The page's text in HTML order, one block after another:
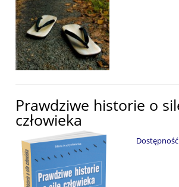
Prawdziwe historie o
człowieka